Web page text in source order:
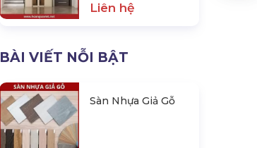
Liên hệ
BÀI VIẾT NỖI BẬT
Sàn Nhựa Giả Gỗ